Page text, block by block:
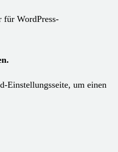
für WordPress-
Einstellungsseite, um einen